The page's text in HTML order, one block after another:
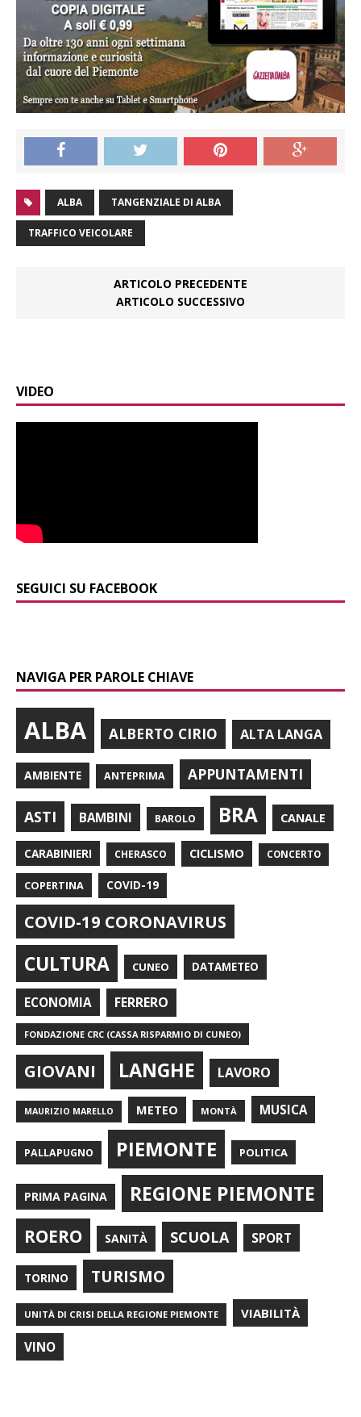
ALBA TANGENZIALE DI ALBA
TRAFFICO VEICOLARE
ARTICOLO PRECEDENTE
ARTICOLO SUCCESSIVO
VIDEO
SEGUICI SU FACEBOOK
NAVIGA PER PAROLE CHIAVE
ALBA ALBERTO CIRIO ALTA LANGA
AMBIENTE ANTEPRIMA APPUNTAMENTI
ASTI BAMBINI BAROLO BRA CANALE
CARABINIERI CHERASCO CICLISMO CONCERTO
COPERTINA COVID-19
COVID-19 CORONAVIRUS
CULTURA CUNEO DATAMETEO
ECONOMIA FERRERO
FONDAZIONE CRC (CASSA RISPARMIO DI CUNEO)
GIOVANI LANGHE LAVORO
MAURIZIO MARELLO METEO MONTÀ MUSICA
PALLAPUGNO PIEMONTE POLITICA
PRIMA PAGINA REGIONE PIEMONTE
ROERO SANITÀ SCUOLA SPORT
TORINO TURISMO
UNITÀ DI CRISI DELLA REGIONE PIEMONTE VIABILITÀ
VINO